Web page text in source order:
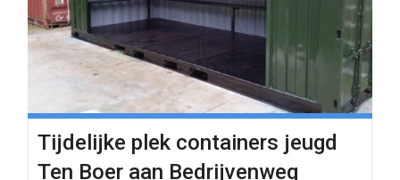
Tijdelijke plek containers jeugd
Ten Boer aan Bedrijvenweg